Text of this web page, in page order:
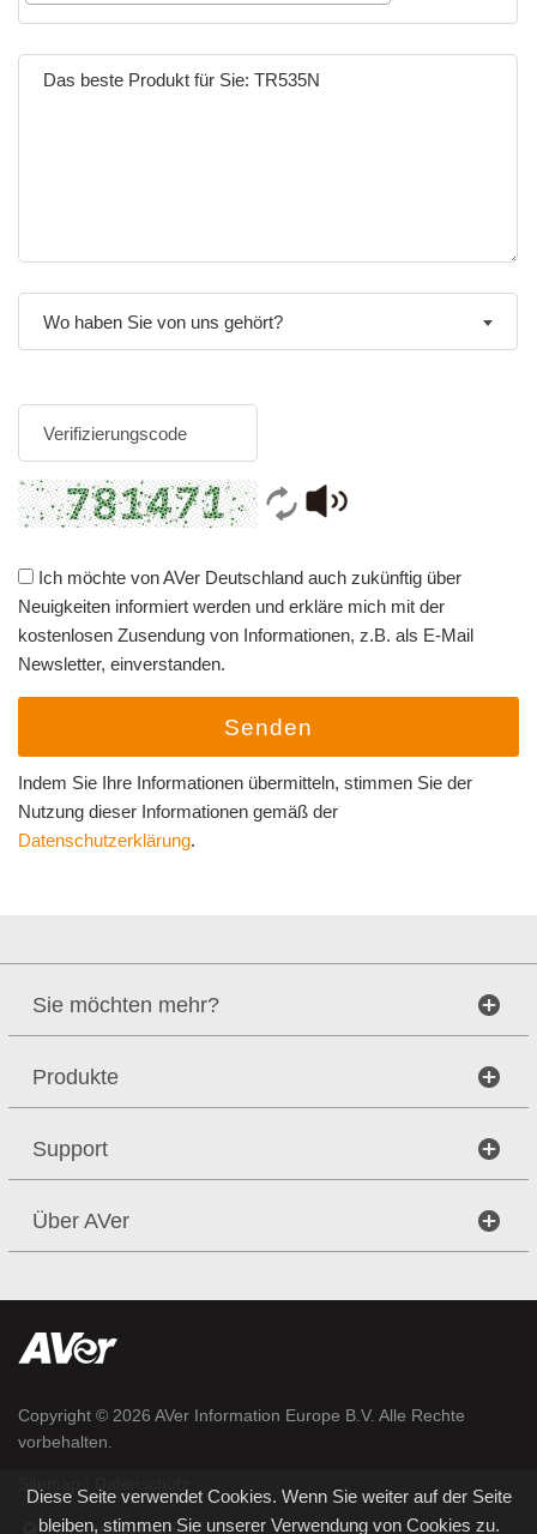
Wo haben Sie von uns gehört?
Ich möchte von AVer Deutschland auch zukünftig über
Neuigkeiten informiert werden und erkläre mich mit der
kostenlosen Zusendung von Informationen, z.B. als E-Mail
Newsletter, einverstanden.
Senden
Indem Sie Ihre Informationen übermitteln, stimmen Sie der
Nutzung dieser Informationen gemäß der
Datenschutzerklärung.
Sie möchten mehr?
Produkte
Support
Über AVer
Copyright © 2026 AVer Information Europe B.V. Alle Rechte
vorbehalten.
Germany / Deutsch
Diese Seite verwendet Cookies. Wenn Sie weiter auf der Seite
bleiben, stimmen Sie unserer Verwendung von Cookies zu.